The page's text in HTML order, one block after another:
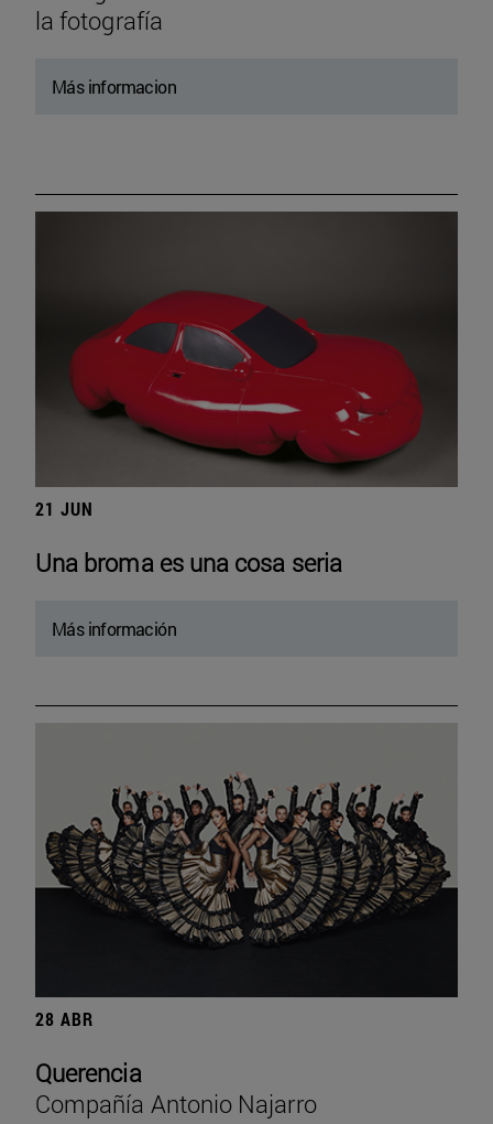
la fotografía
Más informacion
21 JUN
Una broma es una cosa seria
Más información
28 ABR
Querencia
Compañía Antonio Najarro